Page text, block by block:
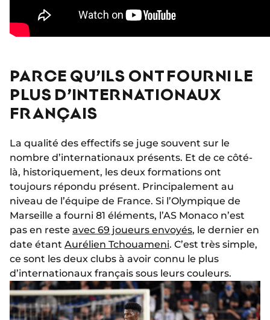
PARCE QU’ILS ONT FOURNI LE
PLUS D’INTERNATIONAUX
FRANÇAIS
La qualité des effectifs se juge souvent sur le
nombre d’internationaux présents. Et de ce côté-
là, historiquement, les deux formations ont
toujours répondu présent. Principalement au
niveau de l’équipe de France. Si l’Olympique de
Marseille a fourni 81 éléments, l’AS Monaco n’est
pas en reste avec 69 joueurs envoyés, le dernier en
date étant Aurélien Tchouameni. C’est très simple,
ce sont les deux clubs à avoir connu le plus
d’internationaux français sous leurs couleurs.